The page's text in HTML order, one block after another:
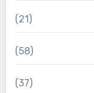
(21)
(58)
(37)